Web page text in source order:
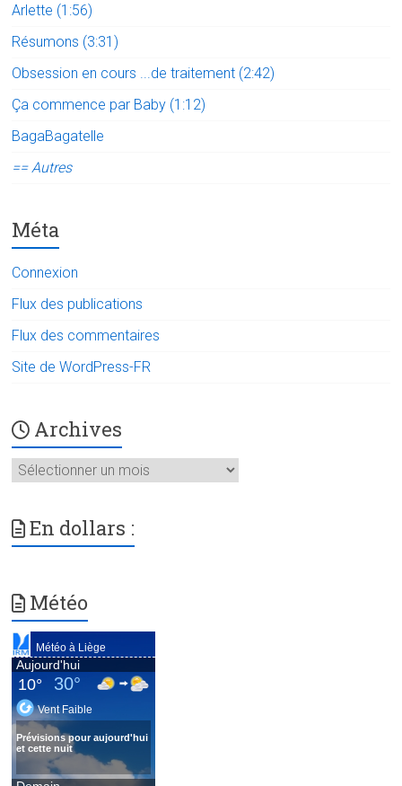
Arlette (1:56)
Résumons (3:31)
Obsession en cours ...de traitement (2:42)
Ça commence par Baby (1:12)
BagaBagatelle
== Autres
Méta
Connexion
Flux des publications
Flux des commentaires
Site de WordPress-FR
Archives
Archives
En dollars :
Météo